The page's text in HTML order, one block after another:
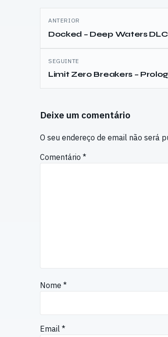
Navegação
de
artigos
ANTERIOR
Docked – Deep Waters
SEGUINTE
Limit Zero Breakers –
Deixe um comentário
O seu endereço de email não será
Comentário *
Nome *
Email *